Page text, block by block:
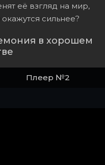
её взгляд на мир,
сильнее?
в хорошем
Плеер №2